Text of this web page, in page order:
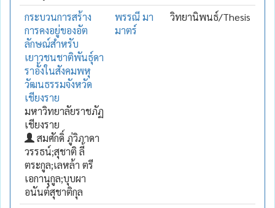
กระบวนการสร้าง
การคงอยู่ของอัต
ลักษณ์สำหรับ
เยาวชนชาติพันธุ์ดา
ราอั้งในสังคมพหุ
วัฒนธรรมจังหวัด
เชียงราย
มหาวิทยาลัยราชภัฏ
เชียงราย
สมศักดิ์ ภู่วิภาดา
วรรธน์;สุชาติ ลี้
ตระกูล;เลหล้า ตรี
เอกานุกูล;บุบผา
อนันต์สุชาติกุล
พรรณี มา
มาตร์
วิทยานิพนธ์/Thesis